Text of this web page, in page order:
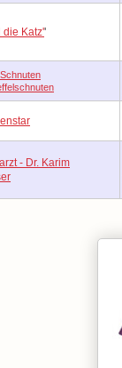
die Katz''
- Dr. Karim